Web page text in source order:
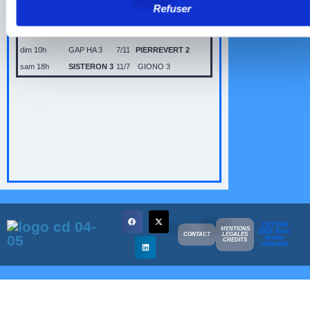
Refuser
dim 10h
GAP HA 3 7/11
PIERREVERT 2
sam 18h
SISTERON 3 11/7 GIONO 3
CONTACT
MENTIONS
LEGALES
CREDITS
CDTTAS
2025 Tous
droits
réservés